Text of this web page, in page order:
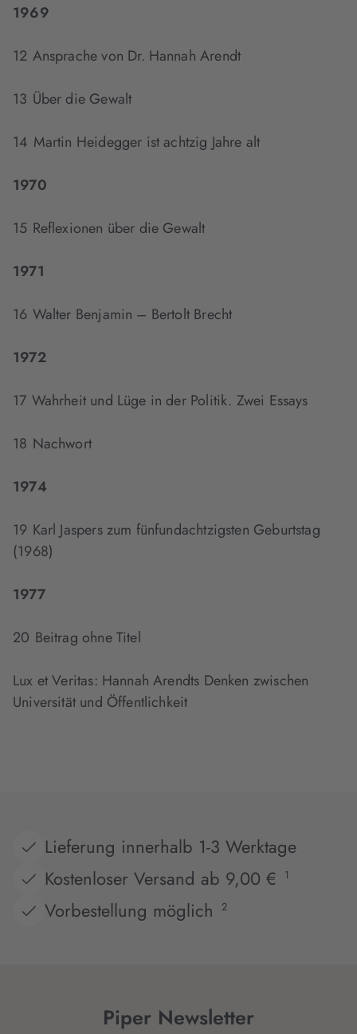
1969
12 Ansprache von Dr. Hannah Arendt
13 Über die Gewalt
14 Martin Heidegger ist achtzig Jahre alt
1970
15 Reflexionen über die Gewalt
1971
16 Walter Benjamin – Bertolt Brecht
1972
17 Wahrheit und Lüge in der Politik. Zwei Essays
18 Nachwort
1974
19 Karl Jaspers zum fünfundachtzigsten Geburtstag
(1968)
1977
20 Beitrag ohne Titel
Lux et Veritas: Hannah Arendts Denken zwischen
Universität und Öffentlichkeit
Lieferung innerhalb 1-3 Werktage
Kostenloser Versand ab 9,00 €
1
Vorbestellung möglich 2
Piper Newsletter